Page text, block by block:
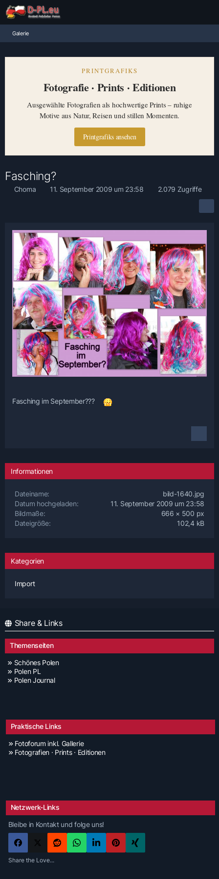
Galerie
PRINTGRAFIKS
Fotografie · Prints · Editionen
Ausgewählte Fotografien als hochwertige Prints – ruhige
Motive aus Natur, Reisen und stillen Momenten.
Printgrafiks ansehen
Fasching?
Choma 11. September 2009 um 23:58 2.079 Zugriffe
Fasching im September???
Informationen
Dateiname
bild-1640.jpg
Datum hochgeladen
11. September 2009 um 23:58
Bildmaße
666 × 500 px
Dateigröße
102,4 kB
Kategorien
Import
Share & Links
Themenseiten
Schönes Polen
Polen PL
Polen Journal
Praktische Links
Fotoforum inkl. Gallerie
Fotografien · Prints · Editionen
Netzwerk-Links
Bleibe in Kontakt und folge uns!
Share the Love...